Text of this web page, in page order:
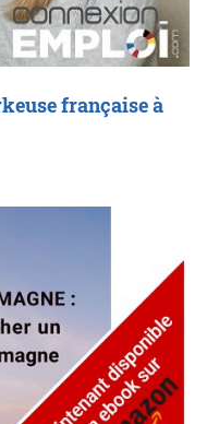
française à